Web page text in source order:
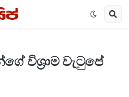
විශ්‍රාම වැටුපේ